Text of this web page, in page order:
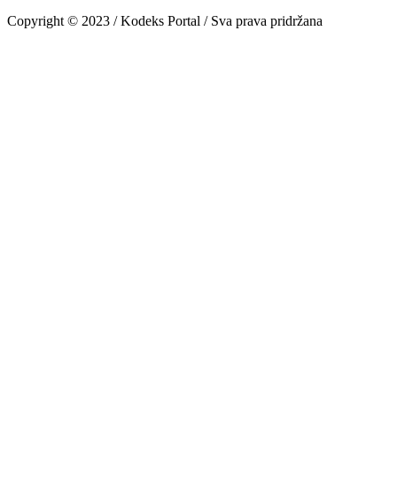
Copyright © 2023 / Kodeks Portal / Sva prava pridržana